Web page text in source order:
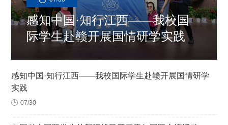
感知中国·知行江西——我校国
际学生赴赣开展国情研学实践
感知中国·知行江西——我校国际学生赴赣开展国情研学
实践
07/30